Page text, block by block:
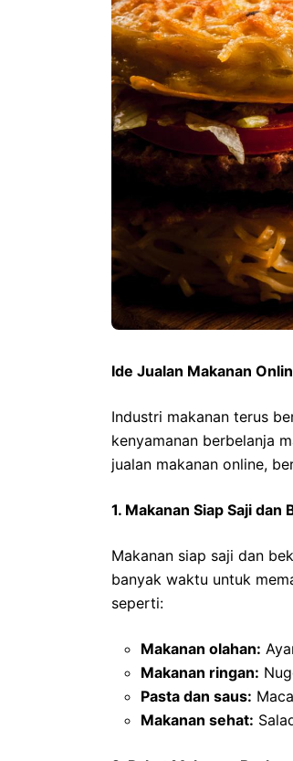
Ide Jualan Makanan
Industri makanan terus
kenyamanan berbelanja
jualan makanan online,
1. Makanan Siap Saji dan
Makanan siap saji dan
banyak waktu untuk
seperti:
Makanan olahan:
Makanan ringan:
Pasta dan saus:
Makanan sehat: